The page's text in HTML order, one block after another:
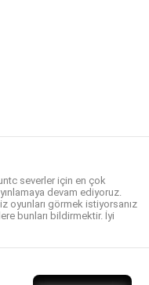
severler için en çok
devam ediyoruz.
oyunları görmek istiyorsanız
bunları bildirmektir. İyi